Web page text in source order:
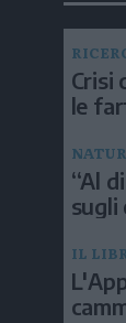
Crisi
le
“Al
sugli
IL